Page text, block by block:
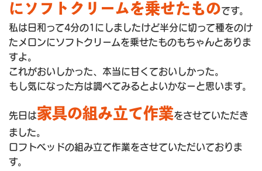
にソフトクリームを乗せたものです。
私は日和って4分の1にしましたけど半分に切って種をのけ
たメロンにソフトクリームを乗せたものもちゃんとありま
すよ。
これがおいしかった、本当に甘くておいしかった。
もし気になった方は調べてみるとよいかなーと思います。
先日は家具の組み立て作業をさせていただき
ました。
ロフトベッドの組み立て作業をさせていただいておりま
す。